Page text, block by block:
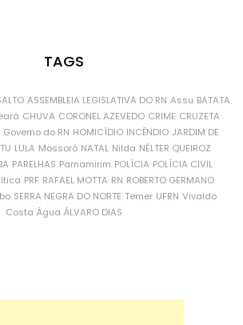
TAGS
ASSEMBLEIA LEGISLATIVA DO RN Assu BATATA
CHUVA CORONEL AZEVEDO CRIME CRUZETA
Governo do RN HOMICÍDIO INCÊNDIO JARDIM DE
LULA Mossoró NATAL Nilda NÉLTER QUEIROZ
PARELHAS Parnamirim POLÍCIA POLÍCIA CIVIL
PRF RAFAEL MOTTA RN ROBERTO GERMANO
SERRA NEGRA DO NORTE Temer UFRN Vivaldo
Costa Água ÁLVARO DIAS